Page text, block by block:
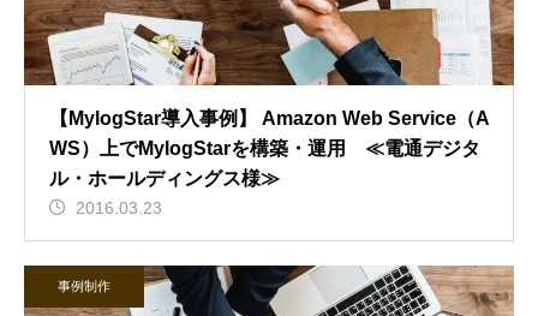
【MylogStar導入事例】 Amazon Web Service（A
WS）上でMylogStarを構築・運用 ≪電通デジタ
ル・ホールディングス様≫
2016.03.23
事例制作